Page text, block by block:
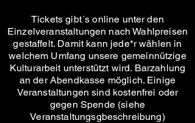
Tickets gibt´s online unter den
Einzelveranstaltungen nach Wahlpreisen
gestaffelt. Damit kann jede*r wählen in
welchem Umfang unsere gemeinnützige
Kulturarbeit unterstützt wird. Barzahlung
an der Abendkasse möglich. Einige
Veranstaltungen sind kostenfrei oder
gegen Spende (siehe
Veranstaltungsgbeschreibung)